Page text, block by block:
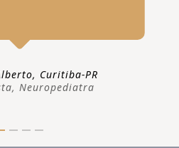
Curitiba-PR
Neuropediatra